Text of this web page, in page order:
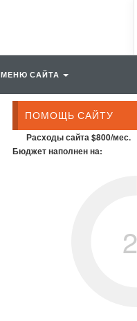
МЕНЮ САЙТА
ПОМОЩЬ САЙТУ
Расходы сайта $800/мес.
Бюджет наполнен на:
2